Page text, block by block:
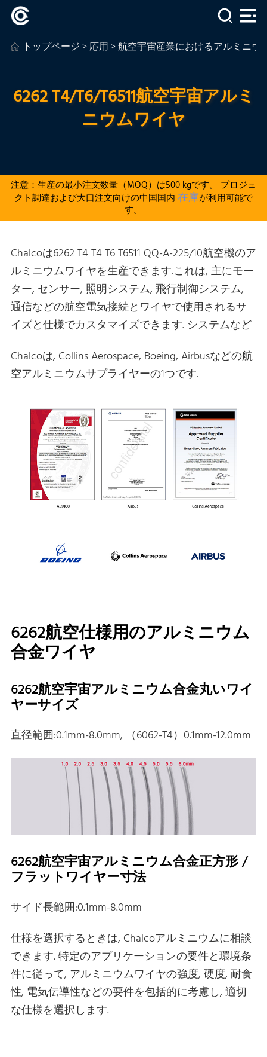
トップページ>応用>航空宇宙産業におけるアルミニウ
6262 T4/T6/T6511航空宇宙アルミ
ニウムワイヤ
注意：生産の最小注文数量（MOQ）は500 kgです。 プロジェ
クト調達および大口注文向けの中国国内 在庫が利用可能で
す。
Chalcoは6262 T4 T4 T6 T6511 QQ-A-225/10航空機のア
ルミニウムワイヤを生産できます.これは, 主にモー
ター, センサー, 照明システム, 飛行制御システム,
通信などの航空電気接続とワイヤで使用されるサ
イズと仕様でカスタマイズできます. システムなど
Chalcoは, Collins Aerospace, Boeing, Airbusなどの航
空アルミニウムサプライヤーの1つです.
6262航空仕様用のアルミニウム
合金ワイヤ
6262航空宇宙アルミニウム合金丸いワイ
ヤーサイズ
直径範囲:0.1mm-8.0mm, （6062-T4）0.1mm-12.0mm
6262航空宇宙アルミニウム合金正方形 /
フラットワイヤー寸法
サイド長範囲:0.1mm-8.0mm
仕様を選択するときは, Chalcoアルミニウムに相談
できます. 特定のアプリケーションの要件と環境条
件に従って, アルミニウムワイヤの強度, 硬度, 耐食
性, 電気伝導性などの要件を包括的に考慮し, 適切
な仕様を選択します.